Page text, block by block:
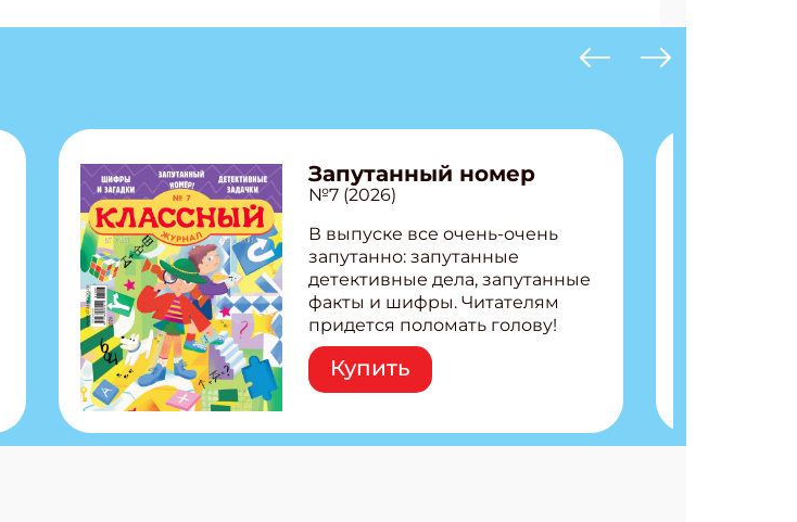
Запутанный номер
№7 (2026)
В выпуске все очень-очень
запутанно: запутанные
детективные дела, запутанные
факты и шифры. Читателям
придется поломать голову!
Внутри: Шифры и
расшифровки Плетем
запутанные поделки
Ищем коды 3 комикса
Купить